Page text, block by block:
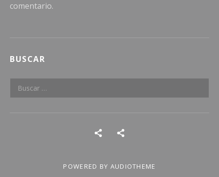
comentario.
BUSCAR
Buscar:
Social Media Profiles
POWERED BY AUDIOTHEME